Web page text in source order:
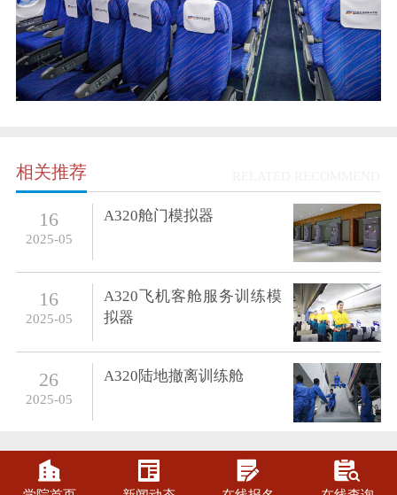
相关推荐
16
2025-05
A320舱门模拟器
16
2025-05
A320飞机客舱服务训练模
拟器
26
2025-05
A320陆地撤离训练舱
   